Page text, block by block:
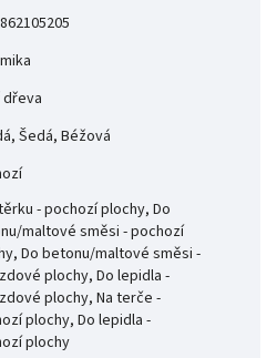
Šedá, Béžová
- pochozí plochy, Do
maltové směsi - pochozí
Do betonu/maltové směsi -
plochy, Do lepidla -
plochy, Na terče -
plochy, Do lepidla -
plochy